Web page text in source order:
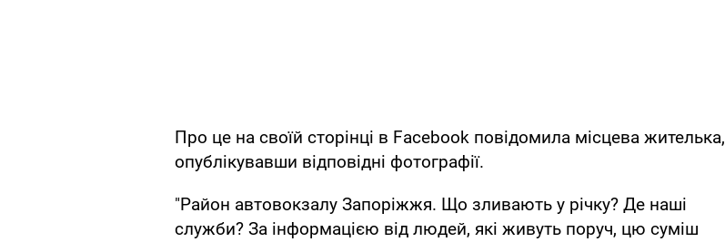
Про це на своїй сторінці в Facebook повідомила місцева жителька,
опублікувавши відповідні фотографії.
"Район автовокзалу Запоріжжя. Що зливають у річку? Де наші
служби? За інформацією від людей, які живуть поруч, цю суміш